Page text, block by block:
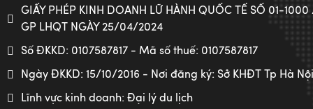
GIẤY PHÉP KINH DOANH LỮ HÀNH QUỐC TẾ SỐ 01-
GP LHQT NGÀY 25/04/2024
Số ĐKKD: 0107587817 - Mã số thuế: 0107587817
Ngày ĐKKD: 15/10/2016 - Nơi đăng ký: Sở KHĐT Tp Hà Nội
Lĩnh vực kinh doanh: Đại lý du lịch